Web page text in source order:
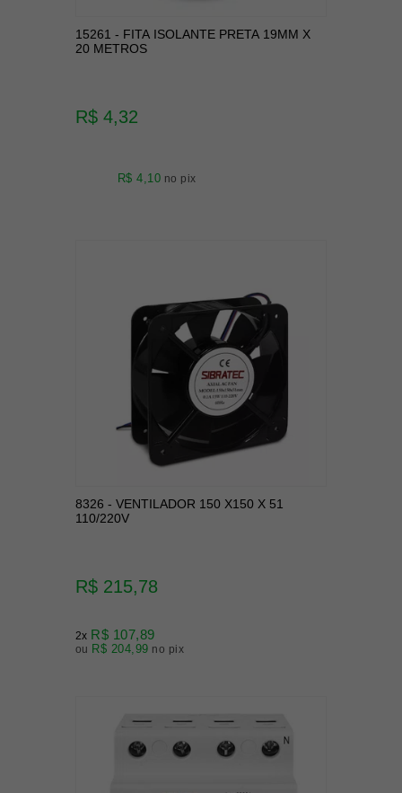
15261 - FITA ISOLANTE PRETA 19MM X
20 METROS
R$ 4,32
R$ 4,10 no pix
8326 - VENTILADOR 150 X150 X 51
110/220V
R$ 215,78
2x R$ 107,89
ou R$ 204,99 no pix